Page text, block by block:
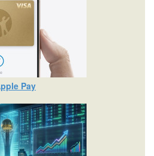
Pay